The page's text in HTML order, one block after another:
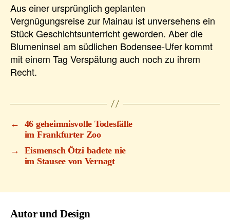
Aus einer ursprünglich geplanten
Vergnügungsreise zur Mainau ist unversehens ein
Stück Geschichtsunterricht geworden. Aber die
Blumeninsel am südlichen Bodensee-Ufer kommt
mit einem Tag Verspätung auch noch zu ihrem
Recht.
←
46 geheimnisvolle Todesfälle
im Frankfurter Zoo
→
Eismensch Ötzi badete nie
im Stausee von Vernagt
Autor und Design